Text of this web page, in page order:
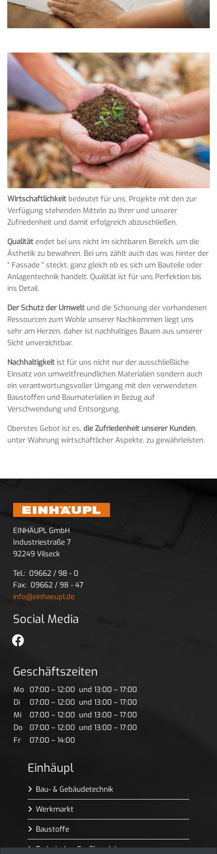
Wirtschaftlichkeit bedeutet für uns, Projekte mit den zur
Verfügung stehenden Mitteln zu Ihrer und unserer
Zufriedenheit und damit erfolgreich abzuschließen.
Qualität endet bei uns nicht im sichtbaren Bereich, um die
Ästhetik zu bewahren. Bei uns zählt auch das was hinter der
“ Fassade ” steckt, ganz gleich ob es sich um Bauteile oder
Anlagentechnik handelt. Qualität ist für uns Perfektion bis
ins Detail.
Der Schutz der Umwelt und die Schonung der vorhandenen
Ressourcen zum Wohle unserer Nachkommen liegt uns
sehr am Herzen, daher ist nachhaltiges Bauen aus unserer
Sicht unverzichtbar.
Nachhaltigkeit ist für uns nicht nur der ausschließliche
Einsatz von umweltfreundlichen Materialien sondern auch
ein verantwortungsvoller Umgang mit den verwendeten
Baustoffen und Baumaterialien in Bezug auf
Verschwendung und Entsorgung.
Oberstes Gebot ist es, die Zufriedenheit unserer Kunden,
unter Wahrung wirtschaftlicher Aspekte, zu gewährleisten.
EINHÄUPL GmbH
Industriestraße 7
92249 Vilseck
Tel.: 09662 / 98 - 0
Fax: 09662 / 98 - 47
info@einhaeupl.de
Social Media
fa
official
Geschäftszeiten
Mo
07:00 – 12:00 und 13:00 – 17:00
Di
07:00 – 12:00 und 13:00 – 17:00
Mi
07:00 – 12:00 und 13:00 – 17:00
Do
07:00 – 12:00 und 13:00 – 17:00
Fr
07:00 – 14:00
Einhäupl
Bau- & Gebäudetechnik
Werkmarkt
Baustoffe
Technischer Großhandel